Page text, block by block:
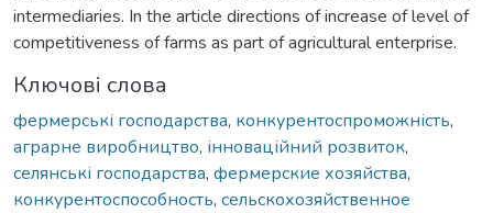
intermediaries. In the article directions of increase of level of
competitiveness of farms as part of agricultural enterprise.
Ключові слова
фермерські господарства, конкурентоспроможність,
аграрне виробництво, інноваційний розвиток,
селянські господарства, фермерские хозяйства,
конкурентоспособность, сельскохозяйственное